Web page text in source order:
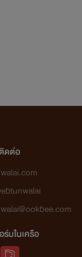
ดต่อ
มในเครือ